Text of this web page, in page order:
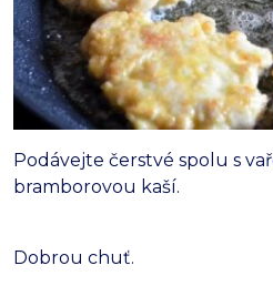
Podávejte čerstvé spolu s
bramborovou kaší.
Dobrou chuť.